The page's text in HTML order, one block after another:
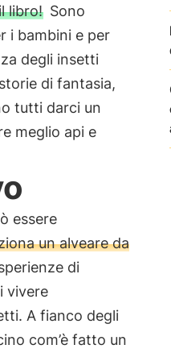
libro! Sono
i bambini e per
degli insetti
di fantasia,
tutti darci un
meglio api e
essere
un alveare da
di
vivere
A fianco degli
com’è fatto un